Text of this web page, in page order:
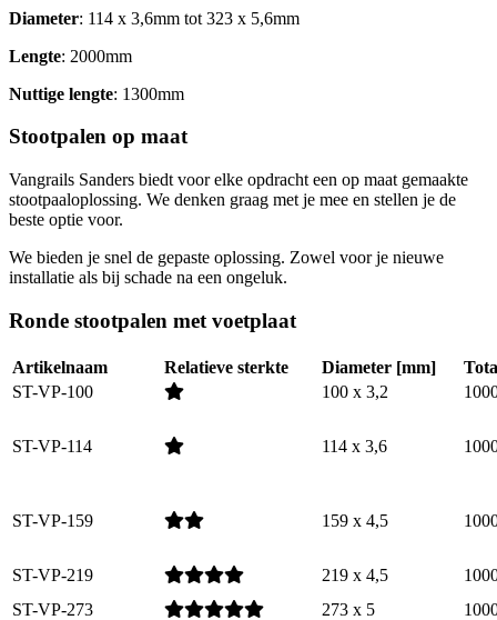
Diameter: 114 x 3,6mm tot 323 x 5,6mm
Lengte: 2000mm
Nuttige lengte: 1300mm
Stootpalen op maat
Vangrails Sanders biedt voor elke opdracht een op maat gemaakte
stootpaaloplossing. We denken graag met je mee en stellen je de
beste optie voor.
We bieden je snel de gepaste oplossing. Zowel voor je nieuwe
installatie als bij schade na een ongeluk.
Ronde stootpalen met voetplaat
Artikelnaam Relatieve sterkte Diameter [mm]
ST-VP-100
100 x 3,2
ST-VP-114 114 x 3,6
ST-VP-159 159 x 4,5
ST-VP-219 219 x 4,5
ST-VP-273
273 x 5